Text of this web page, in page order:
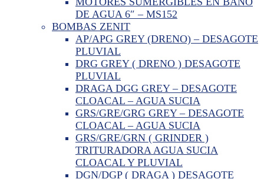
DE AGUA 6″ – MS152
BOMBAS ZENIT
AP/APG GREY (DRENO) – DESAGOTE
PLUVIAL
DRG GREY ( DRENO ) DESAGOTE
PLUVIAL
DRAGA DGG GREY – DESAGOTE
CLOACAL – AGUA SUCIA
GRS/GRE/GRG GREY – DESAGOTE
CLOACAL – AGUA SUCIA
GRS/GRE/GRN ( GRINDER )
TRITURADORA AGUA SUCIA
CLOACAL Y PLUVIAL
DGN/DGP ( DRAGA ) DESAGOTE